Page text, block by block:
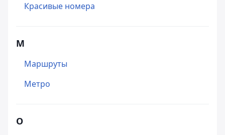
Красивые номера
М
Маршруты
Метро
О